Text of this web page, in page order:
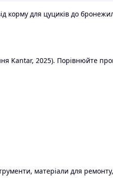
для цуциків до
2025). Порівнюйте
матеріали для